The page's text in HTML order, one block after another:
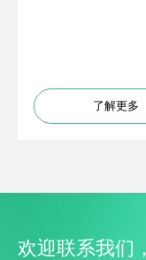
了解更多
欢迎联系我们